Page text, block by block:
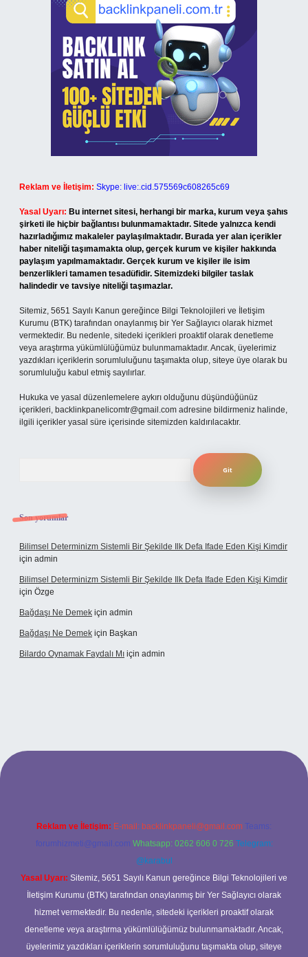
Reklam ve İletişim: Skype: live:.cid.575569c608265c69
Yasal Uyarı: Bu internet sitesi, herhangi bir marka, kurum veya şahıs
şirketi ile hiçbir bağlantısı bulunmamaktadır. Sitede yalnızca kendi
hazırladığımız makaleler paylaşılmaktadır. Burada yer alan içerikler
haber niteliği taşımamakta olup, gerçek kurum ve kişiler hakkında
paylaşım yapılmamaktadır. Gerçek kurum ve kişiler ile isim
benzerlikleri tamamen tesadüfidir. Sitemizdeki bilgiler taslak
halindedir ve tavsiye niteliği taşımazlar.
Sitemiz, 5651 Sayılı Kanun gereğince Bilgi Teknolojileri ve İletişim
Kurumu (BTK) tarafından onaylanmış bir Yer Sağlayıcı olarak hizmet
vermektedir. Bu nedenle, sitedeki içerikleri proaktif olarak denetleme
veya araştırma yükümlülüğümüz bulunmamaktadır. Ancak, üyelerimiz
yazdıkları içeriklerin sorumluluğunu taşımakta olup, siteye üye olarak bu
sorumluluğu kabul etmiş sayılırlar.
Hukuka ve yasal düzenlemelere aykırı olduğunu düşündüğünüz
içerikleri, backlinkpanelicomtr@gmail.com adresine bildirmeniz halinde,
ilgili içerikler yasal süre içerisinde sitemizden kaldırılacaktır.
Son yorumlar
Bilimsel Determinizm Sistemli Bir Şekilde Ilk Defa Ifade Eden Kişi Kimdir
için admin
Bilimsel Determinizm Sistemli Bir Şekilde Ilk Defa Ifade Eden Kişi Kimdir
için Özge
Bağdaşı Ne Demek için admin
Bağdaşı Ne Demek için Başkan
Bilardo Oynamak Faydalı Mı için admin
bahis sitesi
Reklam ve İletişim: E-mail: backlinkpaneli@gmail.com Teams:
forumhizmeti@gmail.com Whatsapp: 0262 606 0 726 Telegram:
@karabul
Yasal Uyarı: Sitemiz, 5651 Sayılı Kanun gereğince Bilgi Teknolojileri ve
İletişim Kurumu (BTK) tarafından onaylanmış bir Yer Sağlayıcı olarak
hizmet vermektedir. Bu nedenle, sitedeki içerikleri proaktif olarak
denetleme veya araştırma yükümlülüğümüz bulunmamaktadır. Ancak,
üyelerimiz yazdıkları içeriklerin sorumluluğunu taşımakta olup, siteye